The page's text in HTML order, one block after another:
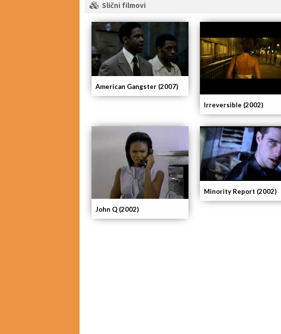
Slični filmovi
Minority Report (2002)
John Q (2002)
Irreversible (2002)
American Gangster (2007)